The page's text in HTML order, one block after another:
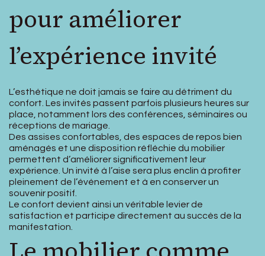
pour améliorer
l’expérience invité
L’esthétique ne doit jamais se faire au détriment du
confort. Les invités passent parfois plusieurs heures sur
place, notamment lors des conférences, séminaires ou
réceptions de mariage.
Des assises confortables, des espaces de repos bien
aménagés et une disposition réfléchie du mobilier
permettent d’améliorer significativement leur
expérience. Un invité à l’aise sera plus enclin à profiter
pleinement de l’événement et à en conserver un
souvenir positif.
Le confort devient ainsi un véritable levier de
satisfaction et participe directement au succès de la
manifestation.